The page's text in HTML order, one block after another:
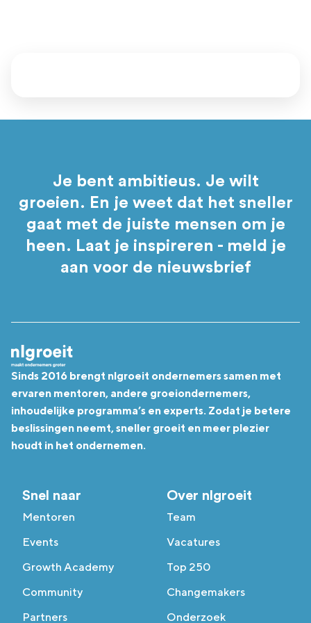
Je bent ambitieus. Je wilt
groeien. En je weet dat het sneller
gaat met de juiste mensen om je
heen. Laat je inspireren - meld je
aan voor de nieuwsbrief
Sinds 2016 brengt nlgroeit ondernemers samen met
ervaren mentoren, andere groeiondernemers,
inhoudelijke programma’s en experts. Zodat je betere
beslissingen neemt, sneller groeit en meer plezier
houdt in het ondernemen.
Snel naar
Mentoren
Events
Growth Academy
Community
Partners
Over nlgroeit
Team
Vacatures
Top 250
Changemakers
Onderzoek